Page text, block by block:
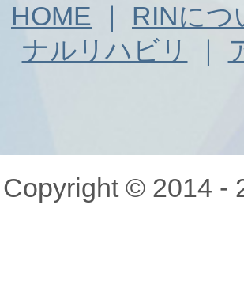
HOME ｜ RINにつ
ナルリハビリ
｜
Copyright © 2014 -